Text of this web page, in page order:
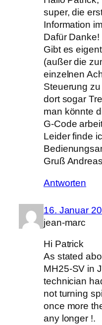
super, die
Information
Dafür Danke!
Gibt es
(außer die
einzelnen
Steuerung
dort sogar
man könnte
G-Code
Leider finde
Gruß Andreas
Antworten
16. Januar
jean-marc
Hi Patrick
As stated
MH25-SV in
technician
not turning
once more
any longer !.